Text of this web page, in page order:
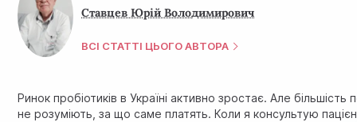
Ставцев Юрій Володимирович
ВСІ СТАТТІ ЦЬОГО АВТОРА
Ринок пробіотиків в Україні активно зростає. Але більшість
не розуміють, за що саме платять. Коли я консультую